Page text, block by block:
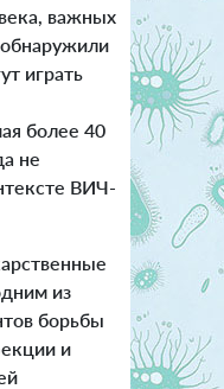
важных
играть
более 40
не
ВИЧ-
из
борьбы
и